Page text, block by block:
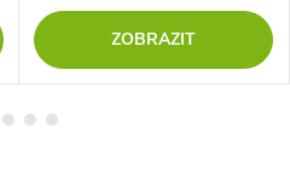
ZOBRAZIT